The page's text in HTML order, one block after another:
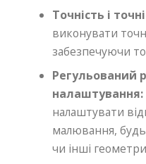
Точність і
виконувати
забезпечуючи
Регульований
налаштування:
налаштувати
малювання,
чи інші